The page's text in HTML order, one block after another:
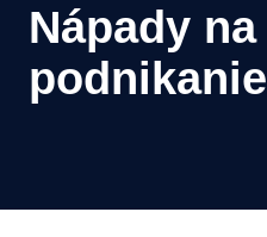
Nápady na
podnikanie